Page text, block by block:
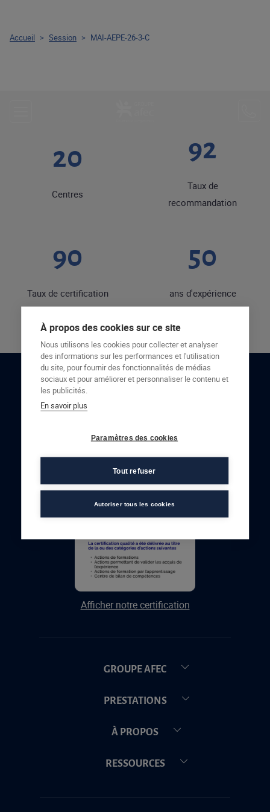
20
Centres
92
Taux de
recommandation
90
Taux de certification
50
ans d'expérience
RESTONS EN CONTACT
Afficher notre certification
GROUPE AFEC
PRESTATIONS
À PROPOS
RESSOURCES
Accueil > Session > MAI-AEPE-26-3-C
À propos des cookies sur ce site
Nous utilisons les cookies pour collecter et analyser
des informations sur les performances et l'utilisation
du site, pour fournir des fonctionnalités de médias
sociaux et pour améliorer et personnaliser le contenu et
les publicités.
En savoir plus
Paramètres des cookies
Tout refuser
Autoriser tous les cookies